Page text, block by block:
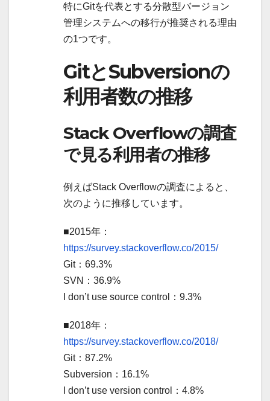
特にGitを代表とする分散型バージョン
管理システムへの移行が推奨される理由
の1つです。
GitとSubversionの
利用者数の推移
Stack Overflowの調査
で見る利用者の推移
例えばStack Overflowの調査によると、
次のように推移しています。
■2015年：
https://survey.stackoverflow.co/2015/
Git：69.3%
SVN：36.9%
I don’t use source control：9.3%
■2018年：
https://survey.stackoverflow.co/2018/
Git：87.2%
Subversion：16.1%
I don’t use version control：4.8%